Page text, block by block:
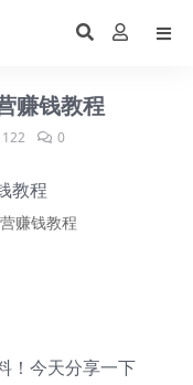
赚钱教程
122 0
赚钱教程
！今天分享一下